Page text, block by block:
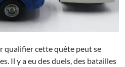
qualifier cette quête peut se
Il y a eu des duels, des batailles